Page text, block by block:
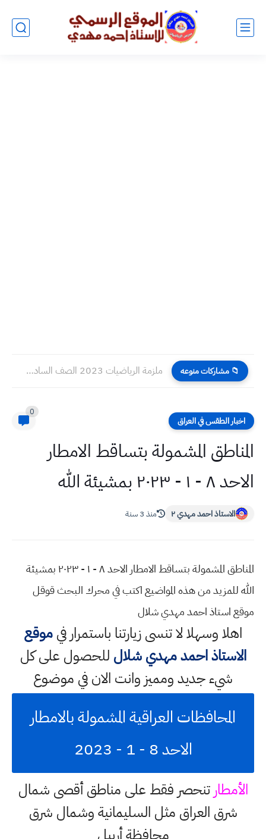
📁 مشاركات منوعه ملزمة الرياضيات 2023 الصف السادس الادبي كاملة 4 فصول اعداد...
اخبار الطقس في العراق
0
المناطق المشمولة بتساقط الامطار
الاحد ٨ - ١ - ٢٠٢٣ بمشيئة الله
الاستاذ احمد مهدي ٢ منذ 3 سنة
المناطق المشمولة بتساقط الامطار الاحد ٨ - ١ - ٢٠٢٣ بمشيئة
الله للمزيد من هذه المواضيع اكتب في محرك البحث قوقل
موقع استاذ احمد مهدي شلال
اهلا وسهلالا تنسى زيارتنا باستمرار فيموقع
الاستاذ احمد مهدي شلال للحصول على كل
شيء جديد ومميز وانت الان في موضوع
المحافظات العراقية المشمولة بالامطار
الاحد 8 - 1 - 2023
الأمطار تنحصر فقط على مناطق أقصى شمال
شرق العراق مثل السليمانية وشمال شرق